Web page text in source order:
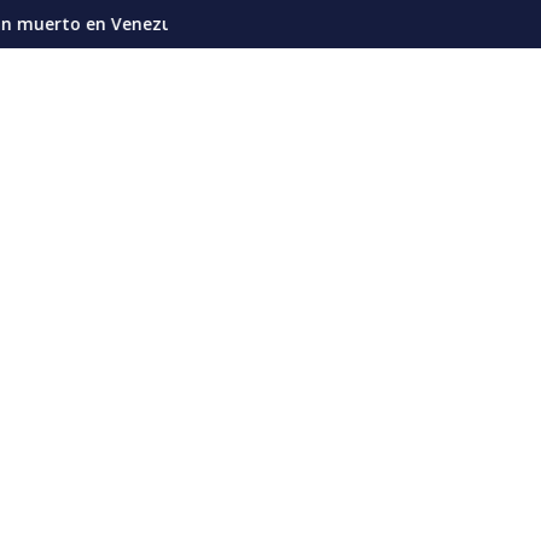
con ingeniería, mantenimiento, inversión y
apenas cuatro mesesRubio: "Elecciones en Venezuela van a tomar